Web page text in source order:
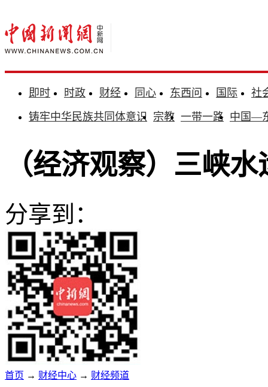
即时 时政 财经 同心 东西问 国际
社
铸牢中华民族共同体意识 宗教 一带一路 中国—
（经济观察）三峡
分享到：
首页 → 财经中心 → 财经频道